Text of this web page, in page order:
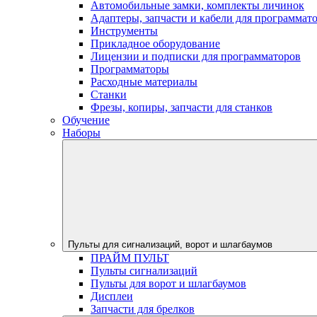
Автомобильные замки, комплекты личинок
Адаптеры, запчасти и кабели для
Инструменты
Прикладное оборудование
Лицензии и подписки для программаторов
Программаторы
Расходные материалы
Станки
Фрезы, копиры, запчасти для станков
Обучение
Наборы
Пульты для сигнализаций, ворот и шлагбаумов
ПРАЙМ ПУЛЬТ
Пульты сигнализаций
Пульты для ворот и шлагбаумов
Дисплеи
Запчасти для брелков